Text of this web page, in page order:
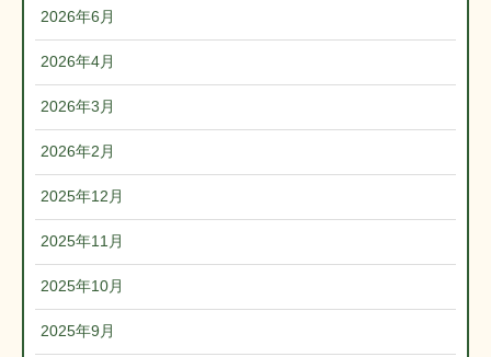
2026年6月
2026年4月
2026年3月
2026年2月
2025年12月
2025年11月
2025年10月
2025年9月